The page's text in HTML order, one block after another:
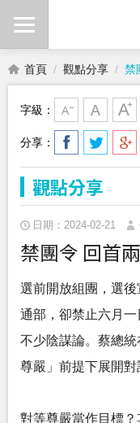
首頁 觀點分享 禁
字級：
分享：
觀點分享
日期：2024-02-21
禁團令 回首
選前開放組團，選
通部，卻禁止六月
不少陰謀論。蔡總
尊嚴」前提下展開對
對等尊嚴當作目標